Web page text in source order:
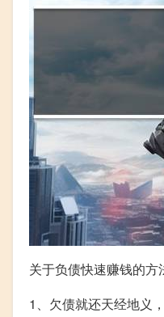
关于负债快速赚钱的方
1、欠债就还天经地义